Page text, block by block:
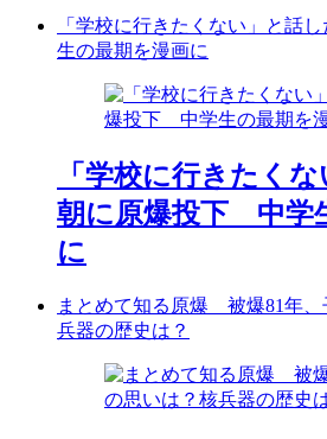
「学校に行きたくない」と話
生の最期を漫画に
「学校に行きたく
朝に原爆投下 中学
に
まとめて知る原爆 被爆81年、
兵器の歴史は？